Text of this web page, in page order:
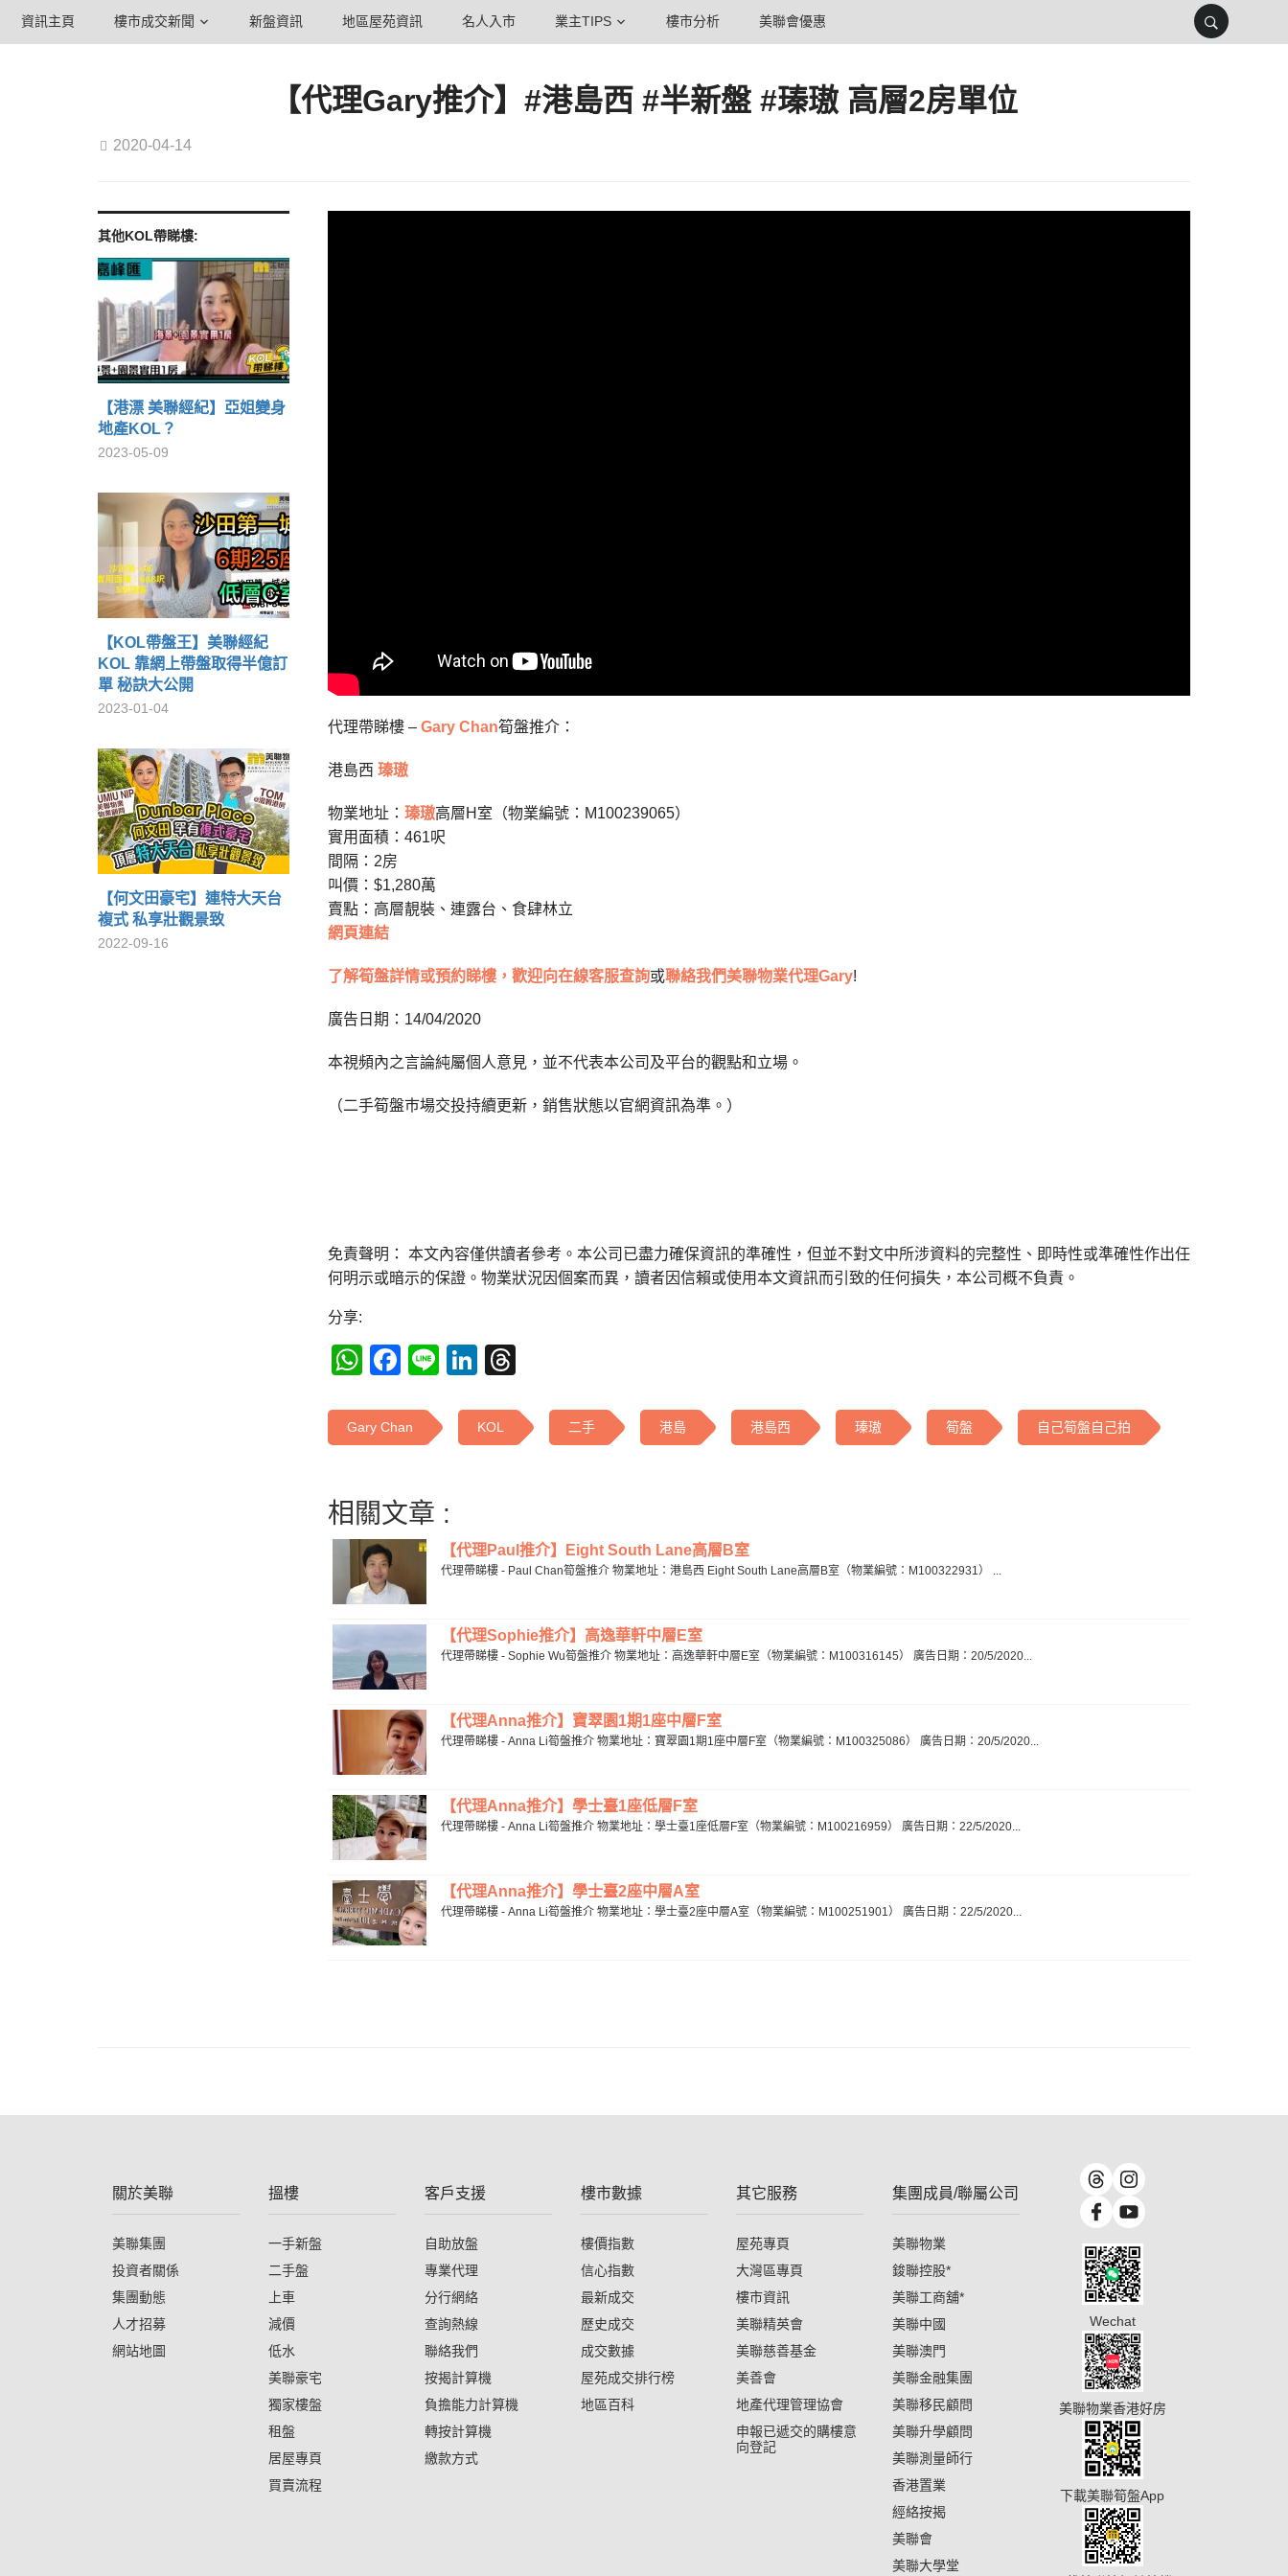
資訊主頁 樓市成交新聞 新盤資訊 地區屋苑資訊 名人入市 業主TIPS 樓市分析 美聯會優惠
【代理Gary推介】#港島西 #半新盤 #瑧璈 高層2房單位
2020-04-14
其他KOL帶睇樓:
【港漂 美聯經紀】亞姐變身
地產KOL？
2023-05-09
【KOL帶盤王】美聯經紀
KOL 靠網上帶盤取得半億訂
單 秘訣大公開
2023-01-04
【何文田豪宅】連特大天台
複式 私享壯觀景致
2022-09-16
代理帶睇樓 – Gary Chan筍盤推介：
港島西 瑧璈
物業地址： 瑧璈高層H室（物業編號：M100239065）
實用面積：461呎
間隔：2房
叫價：$1,280萬
賣點：高層靚裝、連露台、食肆林立
網頁連結
了解筍盤詳情或預約睇樓，歡迎向在線客服查詢或聯絡我們美聯物業代理Gary!
廣告日期：14/04/2020
本視頻內之言論純屬個人意見，並不代表本公司及平台的觀點和立場。
（二手筍盤巿場交投持續更新，銷售狀態以官網資訊為準。）
免責聲明： 本文內容僅供讀者參考。本公司已盡力確保資訊的準確性，但並不對文中所涉資料的完整性、即時性或準確性作出任
何明示或暗示的保證。物業狀況因個案而異，讀者因信賴或使用本文資訊而引致的任何損失，本公司概不負責。
分享:
WhatsApp
Facebook
LineLinkedIn
Gary Chan KOL 二手 港島 港島西 瑧璈 筍盤 自己筍盤自己拍
相關文章 :
【代理Paul推介】Eight South Lane高層B室
代理帶睇樓 - Paul Chan筍盤推介 物業地址：港島西 Eight South Lane高層B室（物業編號：M100322931） ...
【代理Sophie推介】高逸華軒中層E室
代理帶睇樓 - Sophie Wu筍盤推介 物業地址：高逸華軒中層E室（物業編號：M100316145） 廣告日期：20/5/2020...
【代理Anna推介】寶翠園1期1座中層F室
代理帶睇樓 - Anna Li筍盤推介 物業地址：寶翠園1期1座中層F室（物業編號：M100325086） 廣告日期：20/5/2020...
【代理Anna推介】學士臺1座低層F室
代理帶睇樓 - Anna Li筍盤推介 物業地址：學士臺1座低層F室（物業編號：M100216959） 廣告日期：22/5/2020...
【代理Anna推介】學士臺2座中層A室
代理帶睇樓 - Anna Li筍盤推介 物業地址：學士臺2座中層A室（物業編號：M100251901） 廣告日期：22/5/2020...
關於美聯
美聯集團
投資者關係
集團動態
人才招募
網站地圖
搵樓
一手新盤
二手盤
上車
減價
低水
美聯豪宅
獨家樓盤
租盤
居屋專頁
買賣流程
客戶支援
自助放盤
專業代理
分行網絡
查詢熱線
聯絡我們
按揭計算機
負擔能力計算機
轉按計算機
繳款方式
樓市數據
樓價指數
信心指數
最新成交
歷史成交
成交數據
屋苑成交排行榜
地區百科
其它服務
屋苑專頁
大灣區專頁
樓市資訊
美聯精英會
美聯慈善基金
美善會
地產代理管理協會
申報已遞交的購樓意
向登記
集團成員/聯屬公司
美聯物業
鋑聯控股*
美聯工商舖*
美聯中國
美聯澳門
美聯金融集團
美聯移民顧問
美聯升學顧問
美聯測量師行
香港置業
經絡按揭
美聯會
美聯大學堂
Wechat
美聯物業香港好房
下載美聯筍盤App